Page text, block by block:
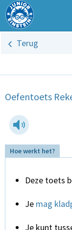
Terug
Oefentoets
Hoe werkt het?
Deze toets
Je mag
Je kunt